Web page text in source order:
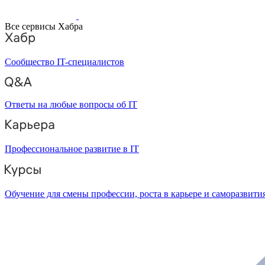
Все сервисы Хабра
Сообщество IT-специалистов
Ответы на любые вопросы об IT
Профессиональное развитие в IT
Обучение для смены профессии, роста в карьере и